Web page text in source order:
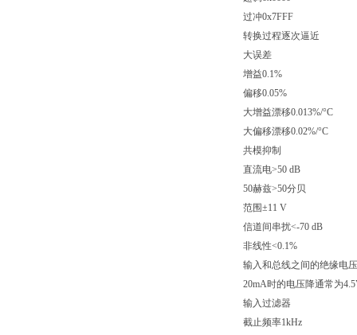
过冲0x7FFF
转换过程逐次逼近
大误差
增益0.1%
偏移0.05%
大增益漂移0.013%/°C
大偏移漂移0.02%/°C
共模抑制
直流电>50 dB
50赫兹>50分贝
范围±11 V
信道间串扰<-70 dB
非线性<0.1%
输入和总线之间的绝缘电
20mA时的电压降通常为
输入过滤器
截止频率1kHz